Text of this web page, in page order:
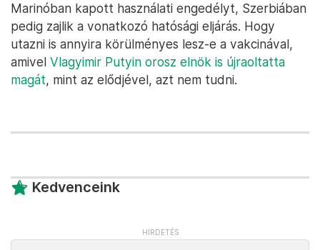
Marinóban kapott használati engedélyt, Szerbiában
pedig zajlik a vonatkozó hatósági eljárás. Hogy
utazni is annyira körülményes lesz-e a vakcinával,
amivel Vlagyimir Putyin orosz elnök is újraoltatta
magát, mint az elődjével, azt nem tudni.
Kedvenceink